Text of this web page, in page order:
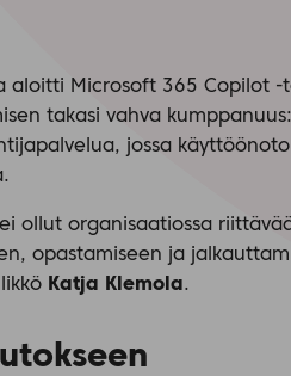
aloitti Microsoft 365 Copilot
takasi vahva
jossa
ollut organisaatiossa
opastamiseen ja
Katja Klemola.